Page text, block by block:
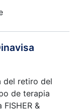
del retiro del
de terapia
&